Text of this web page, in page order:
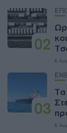
02
8
03
Τα
8